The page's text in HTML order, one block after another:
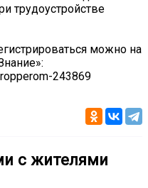
трудоустройстве
можно на
243869
с жителями